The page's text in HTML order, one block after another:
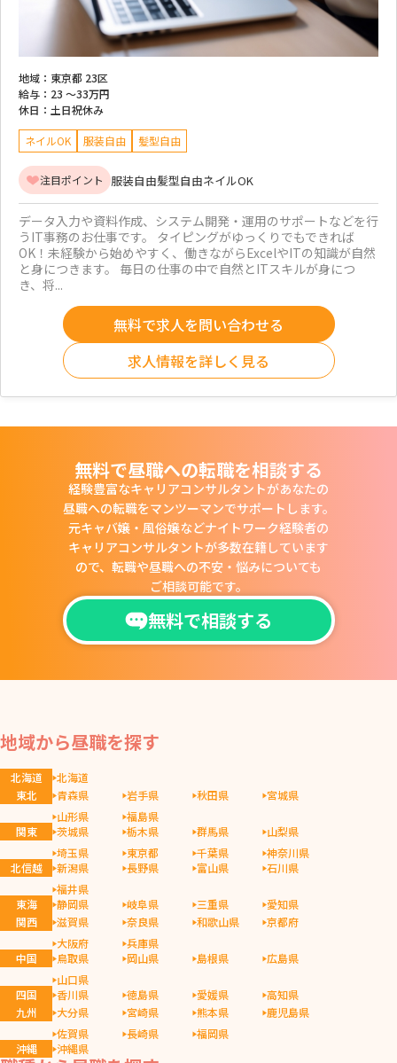
地域： 東京都 23区
給与： 23 ～33万円
休日： 土日祝休み
ネイルOK 服装自由 髪型自由
注目ポイント 服装自由髪型自由ネイルOK
データ入力や資料作成、システム開発・運用のサポートなどを行
うIT事務のお仕事です。 タイピングがゆっくりでもできれば
OK！未経験から始めやすく、働きながらExcelやITの知識が自然
と身につきます。 毎日の仕事の中で自然とITスキルが身につ
き、将...
無料で求人を問い合わせる
求人情報を詳しく見る
無料で昼職への転職を相談する
経験豊富なキャリアコンサルタントがあなたの
昼職への転職をマンツーマンでサポートします。
元キャバ嬢・風俗嬢などナイトワーク経験者の
キャリアコンサルタントが多数在籍しています
ので、 転職や昼職への不安・悩みについても
ご相談可能です。
無料で相談する
地域から昼職を探す
北海道
北海道
東北
青森県 岩手県 秋田県
宮城県
山形県
福島県
関東
茨城県 栃木県 群馬県
山梨県
埼玉県
東京都 千葉県
神奈川県
北信越
新潟県 長野県 富山県
石川県
福井県
東海
静岡県 岐阜県 三重県
愛知県
関西
滋賀県 奈良県 和歌山県
京都府
大阪府
兵庫県
中国
鳥取県 岡山県 島根県
広島県
山口県
四国
香川県 徳島県 愛媛県
高知県
九州
大分県 宮崎県 熊本県
鹿児島県
佐賀県
長崎県
福岡県
沖縄
沖縄県